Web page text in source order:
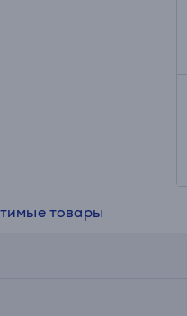
товары